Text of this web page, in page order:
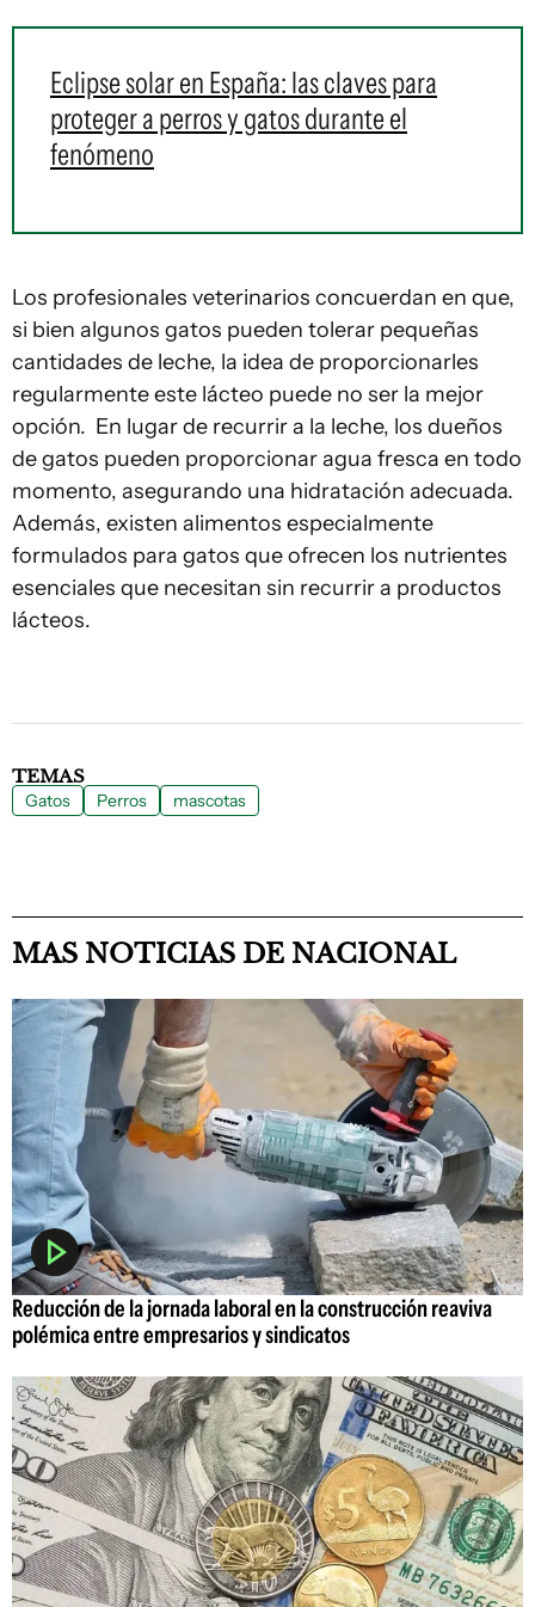
Eclipse solar en España: las claves para
proteger a perros y gatos durante el
fenómeno
Los profesionales veterinarios concuerdan en que,
si bien algunos gatos pueden tolerar pequeñas
cantidades de leche, la idea de proporcionarles
regularmente este lácteo puede no ser la mejor
opción. En lugar de recurrir a la leche, los dueños
de gatos pueden proporcionar agua fresca en todo
momento, asegurando una hidratación adecuada.
Además, existen alimentos especialmente
formulados para gatos que ofrecen los nutrientes
esenciales que necesitan sin recurrir a productos
lácteos.
TEMAS
Gatos Perros mascotas
MAS NOTICIAS DE NACIONAL
Reducción de la jornada laboral en la construcción reaviva
polémica entre empresarios y sindicatos